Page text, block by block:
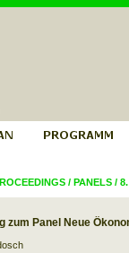
/ PANELS/
zum Panel Neue